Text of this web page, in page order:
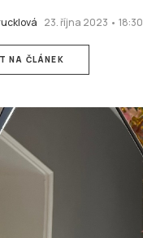
23. října 2023 • 18:30
NA ČLÁNEK